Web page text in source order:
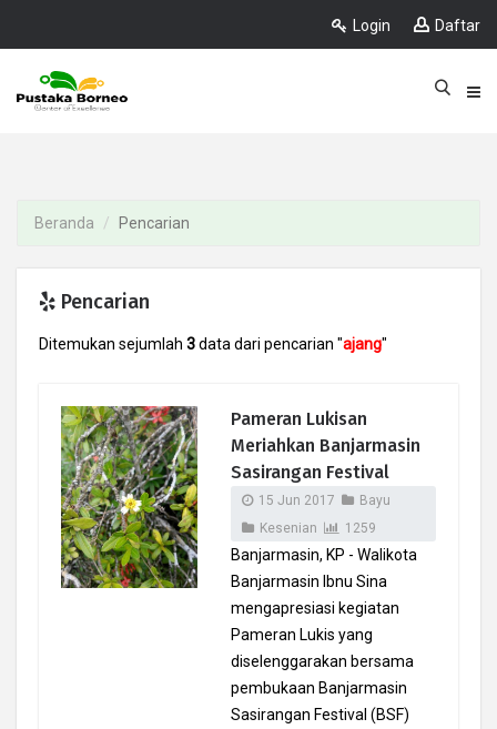
Login Daftar
Beranda Pencarian
Pencarian
Ditemukan sejumlah 3data dari pencarian "ajang"
Pameran Lukisan
Meriahkan Banjarmasin
Sasirangan Festival
15 Jun 2017
Bayu
Kesenian
1259
Banjarmasin, KP - Walikota
Banjarmasin Ibnu Sina
mengapresiasi kegiatan
Pameran Lukis yang
diselenggarakan bersama
pembukaan Banjarmasin
Sasirangan Festival (BSF)